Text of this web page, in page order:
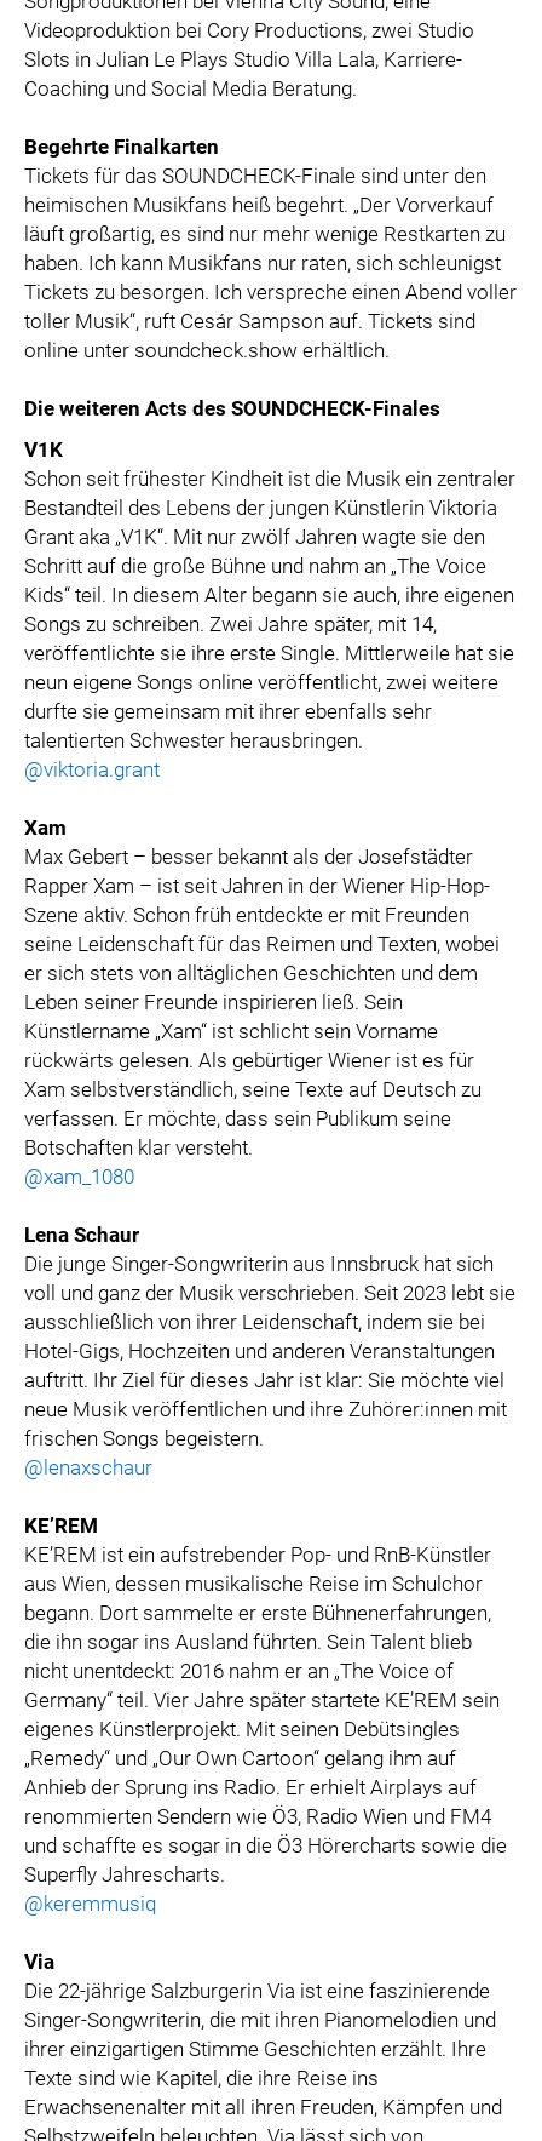
Videoproduktion bei Cory Productions, zwei Studio
Slots in Julian Le Plays Studio Villa Lala, Karriere-
Coaching und Social Media Beratung.
Begehrte Finalkarten
Tickets für das SOUNDCHECK-Finale sind unter den
heimischen Musikfans heiß begehrt. „Der Vorverkauf
läuft großartig, es sind nur mehr wenige Restkarten zu
haben. Ich kann Musikfans nur raten, sich schleunigst
Tickets zu besorgen. Ich verspreche einen Abend voller
toller Musik“, ruft Cesár Sampson auf. Tickets sind
online unter soundcheck.show erhältlich.
Die weiteren Acts des SOUNDCHECK-Finales
V1K
Schon seit frühester Kindheit ist die Musik ein zentraler
Bestandteil des Lebens der jungen Künstlerin Viktoria
Grant aka „V1K“. Mit nur zwölf Jahren wagte sie den
Schritt auf die große Bühne und nahm an „The Voice
Kids“ teil. In diesem Alter begann sie auch, ihre eigenen
Songs zu schreiben. Zwei Jahre später, mit 14,
veröffentlichte sie ihre erste Single. Mittlerweile hat sie
neun eigene Songs online veröffentlicht, zwei weitere
durfte sie gemeinsam mit ihrer ebenfalls sehr
talentierten Schwester herausbringen.
@viktoria.grant
Xam
Max Gebert – besser bekannt als der Josefstädter
Rapper Xam – ist seit Jahren in der Wiener Hip-Hop-
Szene aktiv. Schon früh entdeckte er mit Freunden
seine Leidenschaft für das Reimen und Texten, wobei
er sich stets von alltäglichen Geschichten und dem
Leben seiner Freunde inspirieren ließ. Sein
Künstlername „Xam“ ist schlicht sein Vorname
rückwärts gelesen. Als gebürtiger Wiener ist es für
Xam selbstverständlich, seine Texte auf Deutsch zu
verfassen. Er möchte, dass sein Publikum seine
Botschaften klar versteht.
@xam_1080
Lena Schaur
Die junge Singer-Songwriterin aus Innsbruck hat sich
voll und ganz der Musik verschrieben. Seit 2023 lebt sie
ausschließlich von ihrer Leidenschaft, indem sie bei
Hotel-Gigs, Hochzeiten und anderen Veranstaltungen
auftritt. Ihr Ziel für dieses Jahr ist klar: Sie möchte viel
neue Musik veröffentlichen und ihre Zuhörer:innen mit
frischen Songs begeistern.
@lenaxschaur
KE’REM
KE’REM ist ein aufstrebender Pop- und RnB-Künstler
aus Wien, dessen musikalische Reise im Schulchor
begann. Dort sammelte er erste Bühnenerfahrungen,
die ihn sogar ins Ausland führten. Sein Talent blieb
nicht unentdeckt: 2016 nahm er an „The Voice of
Germany“ teil. Vier Jahre später startete KE’REM sein
eigenes Künstlerprojekt. Mit seinen Debütsingles
„Remedy“ und „Our Own Cartoon“ gelang ihm auf
Anhieb der Sprung ins Radio. Er erhielt Airplays auf
renommierten Sendern wie Ö3, Radio Wien und FM4
und schaffte es sogar in die Ö3 Hörercharts sowie die
Superfly Jahrescharts.
@keremmusiq
Via
Die 22-jährige Salzburgerin Via ist eine faszinierende
Singer-Songwriterin, die mit ihren Pianomelodien und
ihrer einzigartigen Stimme Geschichten erzählt. Ihre
Texte sind wie Kapitel, die ihre Reise ins
Erwachsenenalter mit all ihren Freuden, Kämpfen und
Selbstzweifeln beleuchten. Via lässt sich von